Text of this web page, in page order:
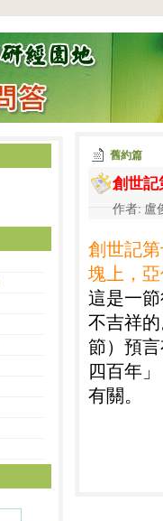
舊約篇
創世
作者: 盧
創世記
塊上，
這是一
不吉祥
節）預
四百年
有關。